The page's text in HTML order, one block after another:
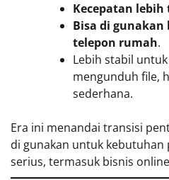
Kecepatan lebih
Bisa di gunakan
telepon rumah.
Lebih stabil
mengunduh file,
sederhana.
Era ini menandai transisi
di gunakan untuk
serius, termasuk bisnis